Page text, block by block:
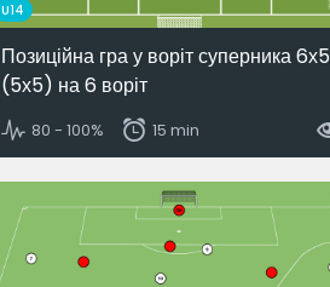
U14
Позиційна гра у воріт суперника 6х5
(5х5) на 6 воріт
80 - 100% 15 min